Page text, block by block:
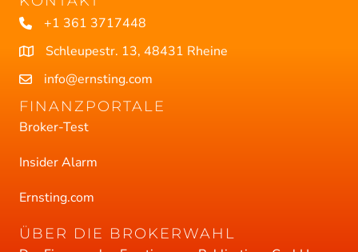
+1 361 3717448
Schleupestr. 13, 48431 Rheine
info@ernsting.com
FINANZPORTALE
Broker-Test
Insider Alarm
Ernsting.com
ÜBER DIE BROKERWAHL